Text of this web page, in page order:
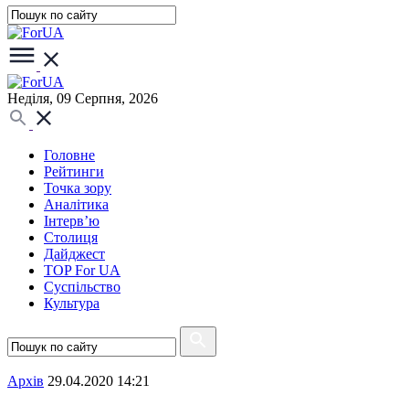
Неділя, 09 Серпня, 2026
Головне
Рейтинги
Точка зору
Аналітика
Інтерв’ю
Столиця
Дайджест
TOP For UA
Суспiльство
Культура
Архiв 29.04.2020 14:21